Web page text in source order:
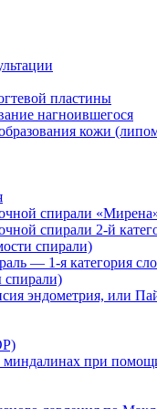
пластины
нагноившегося
кожи
спирали
спирали 2-й
спирали)
— 1-я категория
спирали)
эндометрия, или
при